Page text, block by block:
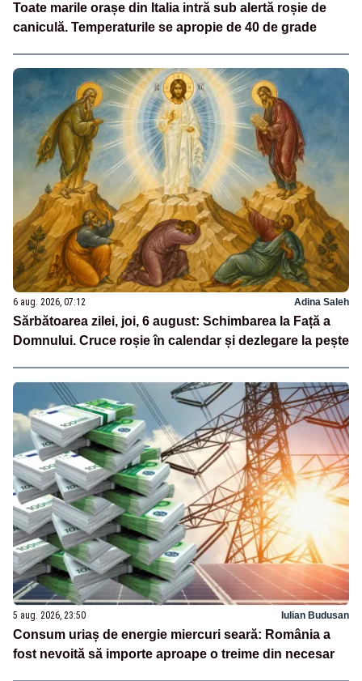
Toate marile orașe din Italia intră sub alertă roșie de
caniculă. Temperaturile se apropie de 40 de grade
6 aug. 2026, 07:12 Adina Saleh
Sărbătoarea zilei, joi, 6 august: Schimbarea la Față a
Domnului. Cruce roșie în calendar și dezlegare la pește
5 aug. 2026, 23:50 Iulian Budusan
Consum uriaș de energie miercuri seară: România a
fost nevoită să importe aproape o treime din necesar